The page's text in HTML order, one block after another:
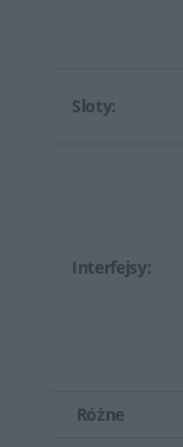
Sloty:
Interfejsy:
Różne